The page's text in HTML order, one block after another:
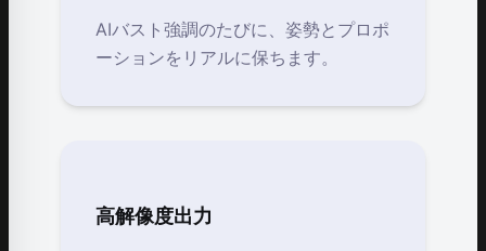
AIバスト強調のたびに、姿勢とプロポ
ーションをリアルに保ちます。
高解像度出力